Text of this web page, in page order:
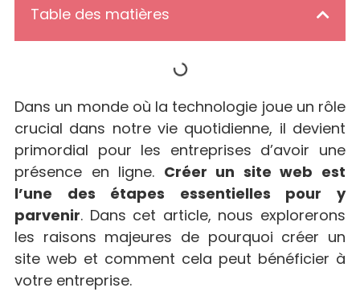
Table des matières
Dans un monde où la technologie joue un rôle
crucial dans notre vie quotidienne, il devient
primordial pour les entreprises d’avoir une
présence en ligne. Créer un site web est
l’une des étapes essentielles pour y
parvenir. Dans cet article, nous explorerons
les raisons majeures de pourquoi créer un
site web et comment cela peut bénéficier à
votre entreprise.